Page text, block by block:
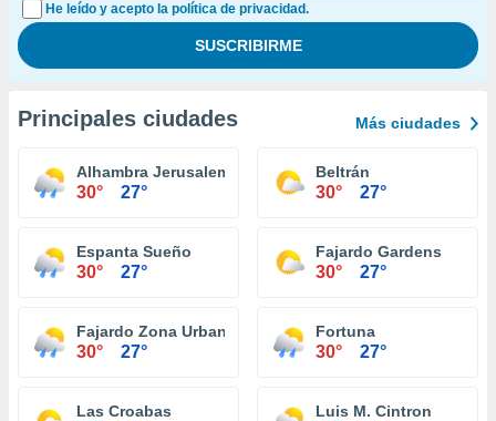
He leído y acepto la política de privacidad.
Principales ciudades Más ciudades
Alhambra Jerusalem
30° 27°
Beltrán
30° 27°
Espanta Sueño
30° 27°
Fajardo Gardens
30° 27°
Fajardo Zona Urbana
30° 27°
Fortuna
30° 27°
Las Croabas Luis M. Cintron